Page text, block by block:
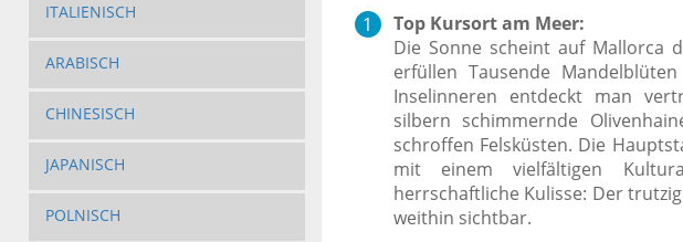
ITALIENISCH
ARABISCH
CHINESISCH
JAPANISCH
POLNISCH
Top Kursort am Meer:
Die Sonne scheint auf Mallorca
erfüllen Tausende
Inselinneren entdeckt man
silbern schimmernde
schroffen Felsküsten. Die
mit einem vielfältigen
herrschaftliche Kulisse: Der
weithin sichtbar.